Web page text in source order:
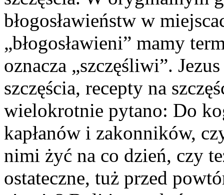
błogosławieństw w
„błogosławieni” mamy
oznacza „szczęśliwi”.
szczęścia, recepty na
wielokrotnie pytano: Do
kapłanów i zakonników,
nimi żyć na co dzień, czy
ostateczne, tuż przed